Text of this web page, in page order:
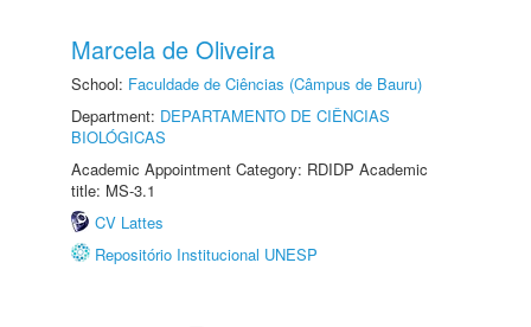
Marcela de Oliveira
School: Faculdade de Ciências (Câmpus de Bauru)
Department: DEPARTAMENTO DE CIÊNCIAS
BIOLÓGICAS
Academic Appointment Category: RDIDP Academic
title: MS-3.1
CV Lattes
Repositório Institucional UNESP